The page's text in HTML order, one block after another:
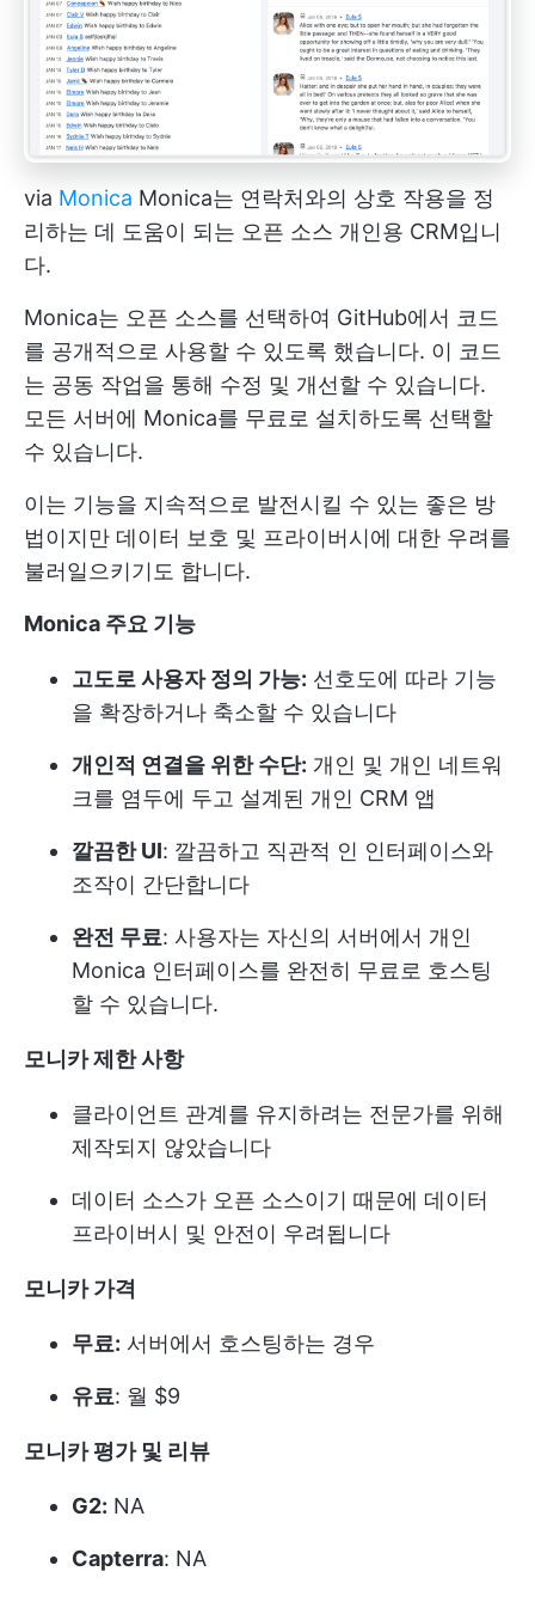
via Monica Monica는 연락처와의 상호 작용을 정
리하는 데 도움이 되는 오픈 소스 개인용 CRM입니
다.
Monica는 오픈 소스를 선택하여 GitHub에서 코드
를 공개적으로 사용할 수 있도록 했습니다. 이 코드
는 공동 작업을 통해 수정 및 개선할 수 있습니다.
모든 서버에 Monica를 무료로 설치하도록 선택할
수 있습니다.
이는 기능을 지속적으로 발전시킬 수 있는 좋은 방
법이지만 데이터 보호 및 프라이버시에 대한 우려를
불러일으키기도 합니다.
Monica 주요 기능
고도로 사용자 정의 가능: 선호도에 따라 기능
을 확장하거나 축소할 수 있습니다
개인적 연결을 위한 수단: 개인 및 개인 네트워
크를 염두에 두고 설계된 개인 CRM 앱
깔끔한 UI: 깔끔하고 직관적 인 인터페이스와
조작이 간단합니다
완전 무료: 사용자는 자신의 서버에서 개인
Monica 인터페이스를 완전히 무료로 호스팅
할 수 있습니다.
모니카 제한 사항
클라이언트 관계를 유지하려는 전문가를 위해
제작되지 않았습니다
데이터 소스가 오픈 소스이기 때문에 데이터
프라이버시 및 안전이 우려됩니다
모니카 가격
무료: 서버에서 호스팅하는 경우
유료: 월 $9
모니카 평가 및 리뷰
G2: NA
Capterra: NA